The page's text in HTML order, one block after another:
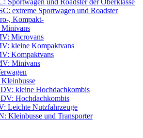
Sportwagen und Roadster der Oberklasse
extreme Sportwagen und Roadster
, Kompakt-
Minivans
Microvans
kleine Kompaktvans
Kompaktvans
Minivans
kleine Hochdachkombis
Hochdachkombis
Leichte Nutzfahrzeuge
Kleinbusse und Transporter